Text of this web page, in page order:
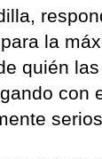
la
quién
con